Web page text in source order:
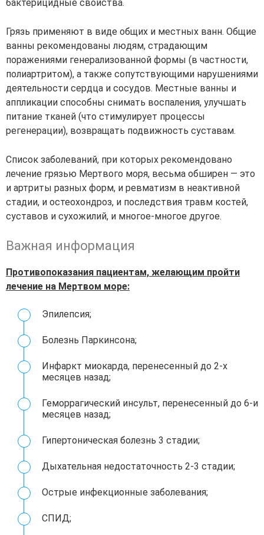
бактерицидные свойства.
Грязь применяют в виде общих и местных ванн. Общие
ванны рекомендованы людям, страдающим
поражениями генерализованной формы (в частности,
полиартритом), а также сопутствующими нарушениями
деятельности сердца и сосудов. Местные ванны и
аппликации способны снимать воспаления, улучшать
питание тканей (что стимулирует процессы
регенерации), возвращать подвижность суставам.
Список заболеваний, при которых рекомендовано
лечение грязью Мертвого моря, весьма обширен — это
и артриты разных форм, и ревматизм в неактивной
стадии, и остеохондроз, и последствия травм костей,
суставов и сухожилий, и многое-многое другое.
Важная информация
Противопоказания пациентам, желающим пройти
лечение на Мертвом море:
Эпилепсия;
Болезнь Паркинсона;
Инфаркт миокарда, перенесенный до 2-х
месяцев назад;
Геморрагический инсульт, перенесенный до 6-и
месяцев назад;
Гипертоническая болезнь 3 стадии;
Дыхательная недостаточность 2-3 стадии;
Острые инфекционные заболевания;
СПИД;